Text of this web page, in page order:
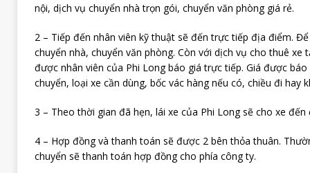
nội, dịch vụ chuyển nhà trọn gói, chuyển văn phòng giá rẻ.
2 – Tiếp đến nhân viên kỹ thuật sẽ đến trực tiếp địa điểm.
chuyển nhà, chuyển văn phòng. Còn với dịch vụ cho thuê xe
được nhân viên của Phi Long báo giá trực tiếp. Giá được
chuyển, loại xe cần dùng, bốc vác hàng nếu có, chiều đi hay
3 – Theo thời gian đã hẹn, lái xe của Phi Long sẽ cho xe đến
4 – Hợp đồng và thanh toán sẽ được 2 bên thỏa thuân.
chuyển sẽ thanh toán hợp đồng cho phía công ty.